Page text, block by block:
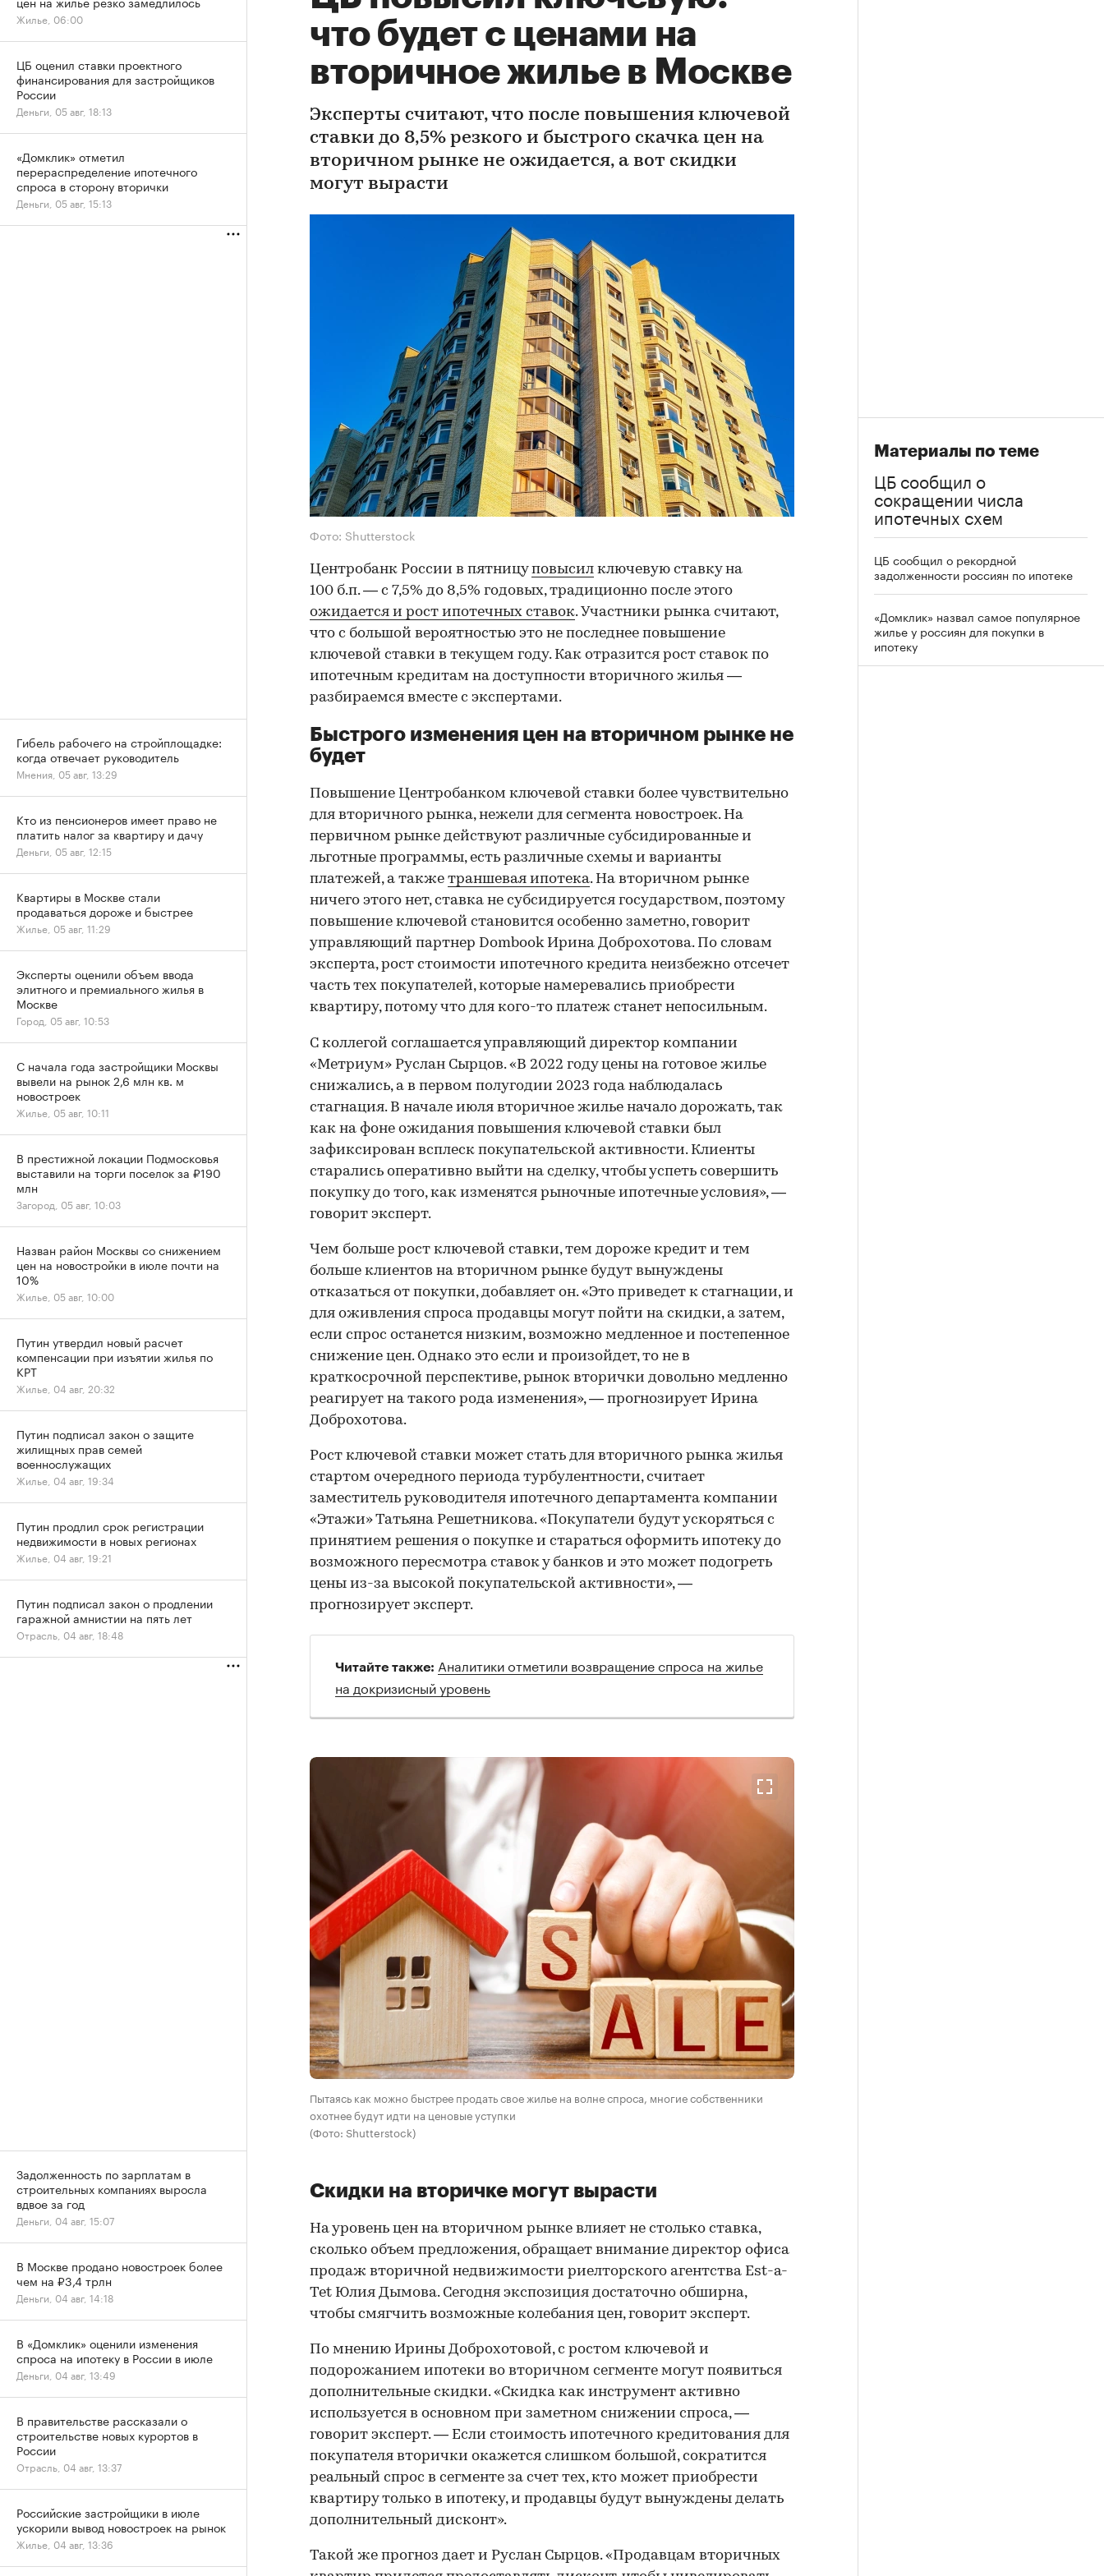
что будет с ценами на
вторичное жилье в Москве
Эксперты считают, что после повышения ключевой
ставки до 8,5% резкого и быстрого скачка цен на
вторичном рынке не ожидается, а вот скидки
могут вырасти
Фото: Shutterstock
Центробанк России в пятницуповысил ключевую ставку на
100 б.п. — с 7,5% до 8,5% годовых, традиционно после этого
ожидается и рост ипотечных ставок. Участники рынка считают,
что с большой вероятностью это не последнее повышение
ключевой ставки в текущем году. Как отразится рост ставок по
ипотечным кредитам на доступности вторичного жилья —
разбираемся вместе с экспертами.
Быстрого изменения цен на вторичном рынке не
будет
Повышение Центробанком ключевой ставки более чувствительно
для вторичного рынка, нежели для сегмента новостроек. На
первичном рынке действуют различные субсидированные и
льготные программы, есть различные схемы и варианты
платежей, а также траншевая ипотека. На вторичном рынке
ничего этого нет, ставка не субсидируется государством, поэтому
повышение ключевой становится особенно заметно, говорит
управляющий партнер Dombook Ирина Доброхотова. По словам
эксперта, рост стоимости ипотечного кредита неизбежно отсечет
часть тех покупателей, которые намеревались приобрести
квартиру, потому что для кого-то платеж станет непосильным.
С коллегой соглашается управляющий директор компании
«Метриум» Руслан Сырцов. «В 2022 году цены на готовое жилье
снижались, а в первом полугодии 2023 года наблюдалась
стагнация. В начале июля вторичное жилье начало дорожать, так
как на фоне ожидания повышения ключевой ставки был
зафиксирован всплеск покупательской активности. Клиенты
старались оперативно выйти на сделку, чтобы успеть совершить
покупку до того, как изменятся рыночные ипотечные условия», —
говорит эксперт.
Чем больше рост ключевой ставки, тем дороже кредит и тем
больше клиентов на вторичном рынке будут вынуждены
отказаться от покупки, добавляет он. «Это приведет к стагнации, и
для оживления спроса продавцы могут пойти на скидки, а затем,
если спрос останется низким, возможно медленное и постепенное
снижение цен. Однако это если и произойдет, то не в
краткосрочной перспективе, рынок вторички довольно медленно
реагирует на такого рода изменения», — прогнозирует Ирина
Доброхотова.
Рост ключевой ставки может стать для вторичного рынка жилья
стартом очередного периода турбулентности, считает
заместитель руководителя ипотечного департамента компании
«Этажи» Татьяна Решетникова. «Покупатели будут ускоряться с
принятием решения о покупке и стараться оформить ипотеку до
возможного пересмотра ставок у банков и это может подогреть
цены из-за высокой покупательской активности», —
прогнозирует эксперт.
Читайте также: Аналитики отметили возвращение спроса на жилье
на докризисный уровень
Пытаясь как можно быстрее продать свое жилье на волне спроса, многие собственники
охотнее будут идти на ценовые уступки
(Фото: Shutterstock)
Скидки на вторичке могут вырасти
На уровень цен на вторичном рынке влияет не столько ставка,
сколько объем предложения, обращает внимание директор офиса
продаж вторичной недвижимости риелторского агентства Est-a-
Tet Юлия Дымова. Сегодня экспозиция достаточно обширна,
чтобы смягчить возможные колебания цен, говорит эксперт.
По мнению Ирины Доброхотовой, с ростом ключевой и
подорожанием ипотеки во вторичном сегменте могут появиться
дополнительные скидки. «Скидка как инструмент активно
используется в основном при заметном снижении спроса, —
говорит эксперт. — Если стоимость ипотечного кредитования для
покупателя вторички окажется слишком большой, сократится
реальный спрос в сегменте за счет тех, кто может приобрести
квартиру только в ипотеку, и продавцы будут вынуждены делать
дополнительный дисконт».
Такой же прогноз дает и Руслан Сырцов. «Продавцам вторичных
Материалы по теме
ЦБ сообщил о
сокращении числа
ипотечных схем
ЦБ сообщил о рекордной
задолженности россиян по ипотеке
«Домклик» назвал самое популярное
жилье у россиян для покупки в
ипотеку
Жилье, 06:00
ЦБ оценил ставки проектного
финансирования для застройщиков
России
Деньги, 05 авг, 18:13
«Домклик» отметил
перераспределение ипотечного
спроса в сторону вторички
Деньги, 05 авг, 15:13
Гибель рабочего на стройплощадке:
когда отвечает руководитель
Мнения, 05 авг, 13:29
Кто из пенсионеров имеет право не
платить налог за квартиру и дачу
Деньги, 05 авг, 12:15
Квартиры в Москве стали
продаваться дороже и быстрее
Жилье, 05 авг, 11:29
Эксперты оценили объем ввода
элитного и премиального жилья в
Москве
Город, 05 авг, 10:53
С начала года застройщики Москвы
вывели на рынок 2,6 млн кв. м
новостроек
Жилье, 05 авг, 10:11
В престижной локации Подмосковья
выставили на торги поселок за ₽190
млн
Загород, 05 авг, 10:03
Назван район Москвы со снижением
цен на новостройки в июле почти на
10%
Жилье, 05 авг, 10:00
Путин утвердил новый расчет
компенсации при изъятии жилья по
КРТ
Жилье, 04 авг, 20:32
Путин подписал закон о защите
жилищных прав семей
военнослужащих
Жилье, 04 авг, 19:34
Путин продлил срок регистрации
недвижимости в новых регионах
Жилье, 04 авг, 19:21
Путин подписал закон о продлении
гаражной амнистии на пять лет
Отрасль, 04 авг, 18:48
Задолженность по зарплатам в
строительных компаниях выросла
вдвое за год
Деньги, 04 авг, 15:07
В Москве продано новостроек более
чем на ₽3,4 трлн
Деньги, 04 авг, 14:18
В «Домклик» оценили изменения
спроса на ипотеку в России в июле
Деньги, 04 авг, 13:49
В правительстве рассказали о
строительстве новых курортов в
России
Отрасль, 04 авг, 13:37
Российские застройщики в июле
ускорили вывод новостроек на рынок
Жилье, 04 авг, 13:36